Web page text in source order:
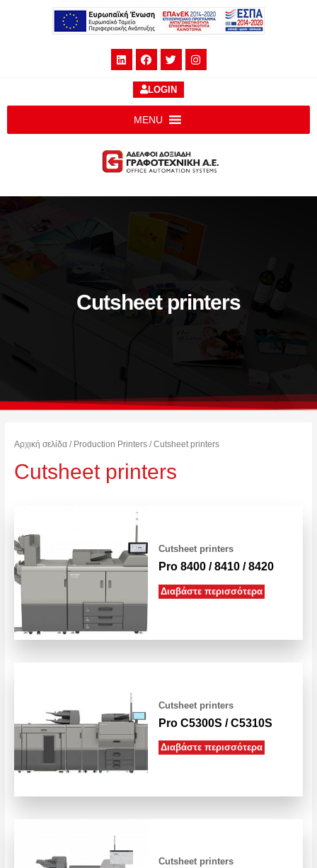
MENU
LOGIN
Cutsheet printers
Αρχική σελίδα/ Production Printers/ Cutsheet printers
Cutsheet printers
Cutsheet printers
Pro 8400 / 8410 / 8420
Διαβάστε περισσότερα
Cutsheet printers
Pro C5300S / C5310S
Διαβάστε περισσότερα
Cutsheet printers